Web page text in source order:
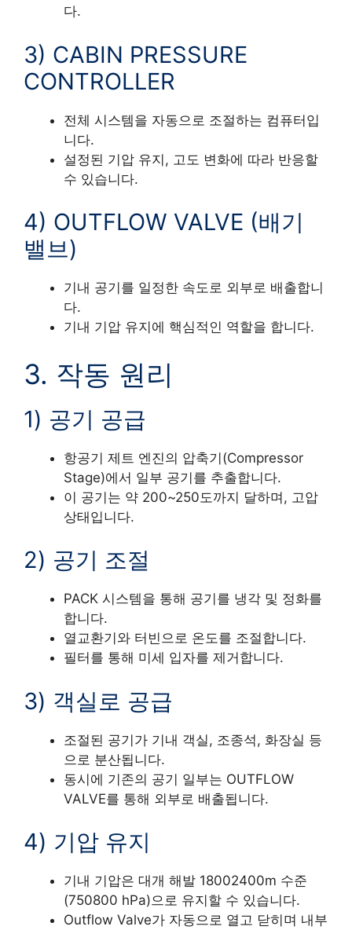
다.
3) CABIN PRESSURE
CONTROLLER
전체 시스템을 자동으로 조절하는 컴퓨터입
니다.
설정된 기압 유지, 고도 변화에 따라 반응할
수 있습니다.
4) OUTFLOW VALVE (배기
밸브)
기내 공기를 일정한 속도로 외부로 배출합니
다.
기내 기압 유지에 핵심적인 역할을 합니다.
3. 작동 원리
1) 공기 공급
항공기 제트 엔진의 압축기(Compressor
Stage)에서 일부 공기를 추출합니다.
이 공기는 약 200~250도까지 달하며, 고압
상태입니다.
2) 공기 조절
PACK 시스템을 통해 공기를 냉각 및 정화를
합니다.
열교환기와 터빈으로 온도를 조절합니다.
필터를 통해 미세 입자를 제거합니다.
3) 객실로 공급
조절된 공기가 기내 객실, 조종석, 화장실 등
으로 분산됩니다.
동시에 기존의 공기 일부는 OUTFLOW
VALVE를 통해 외부로 배출됩니다.
4) 기압 유지
기내 기압은 대개 해발 18002400m 수준
(750800 hPa)으로 유지할 수 있습니다.
Outflow Valve가 자동으로 열고 닫히며 내부